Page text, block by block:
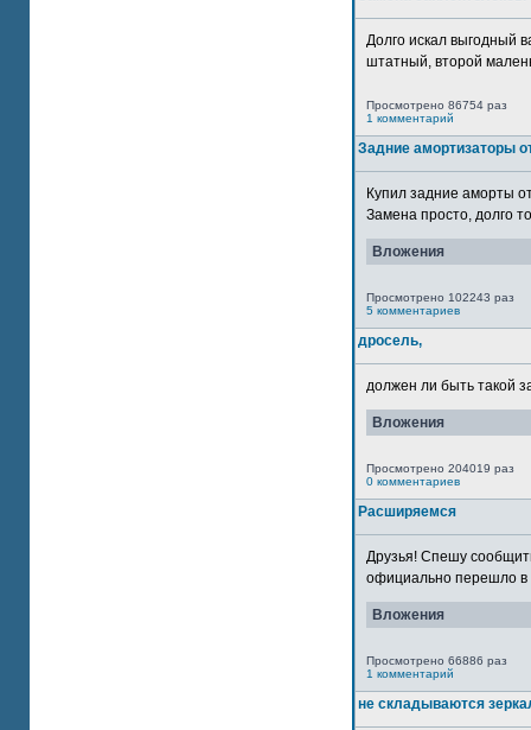
Долго искал выгодный
штатный, второй
Просмотрено 86754 раз
1 комментарий
Задние амортизаторы
Купил задние аморты
Замена просто, долго
Вложения
Просмотрено 102243 раз
5 комментариев
дросель,
должен ли быть такой
Вложения
Просмотрено 204019 раз
0 комментариев
Расширяемся
Друзья! Спешу
официально перешло в
Вложения
Просмотрено 66886 раз
1 комментарий
не складываются